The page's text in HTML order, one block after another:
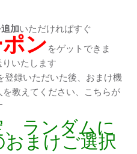
加いただければすぐ
ンをゲットできま
いたします
録いただいた後、おまけ機
教えてください、こちらが
ランダムに
まけご選択